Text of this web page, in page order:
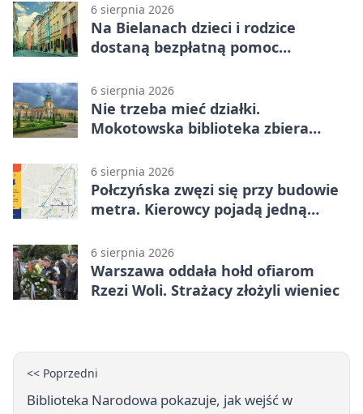
6 sierpnia 2026
Na Bielanach dzieci i rodzice
dostaną bezpłatną pomoc
6 sierpnia 2026
Nie trzeba mieć działki.
Mokotowska biblioteka zbiera
6 sierpnia 2026
Połczyńska zwęzi się przy budowie
metra. Kierowcy pojadą jedną
6 sierpnia 2026
Warszawa oddała hołd ofiarom
Rzezi Woli. Strażacy złożyli wieniec
<< Poprzedni
Biblioteka Narodowa pokazuje, jak wejść w